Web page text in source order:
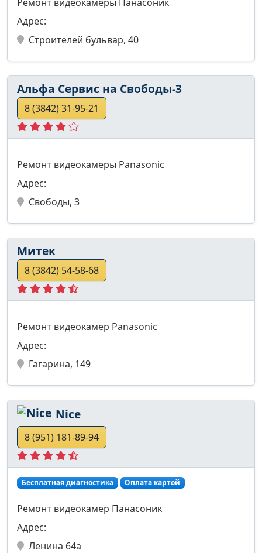
Адрес:
Строителей бульвар, 40
Альфа Сервис на Свободы-3
8 (3842) 31-95-21
Ремонт видеокамеры Panasonic
Адрес:
Свободы, 3
Митек
8 (3842) 54-58-68
Ремонт видеокамер Panasonic
Адрес:
Гагарина, 149
Nice
8 (951) 181-89-94
Бесплатная диагностика Оплата картой
Ремонт видеокамер Панасоник
Адрес:
Ленина 64а